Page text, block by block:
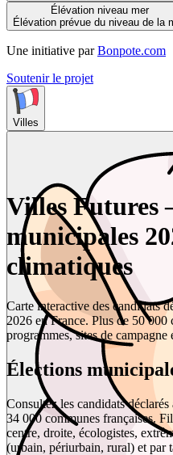
Élévation niveau mer
Élévation prévue du niveau de la
Une initiative par Bonpote.com
Soutenir le projet
Villes
Villes Futures
municipales
climatiques
Carte interactive des candidats
2026 en France. Plus de 50 000
programmes, sites de
Élections
Consultez les candidats
34 000 communes françaises.
centre, droite, écologistes,
(urbain, périurbain, rural) et par